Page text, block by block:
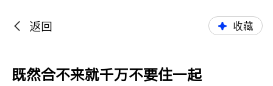
返回 收藏
既然合不来就千万不要住一起